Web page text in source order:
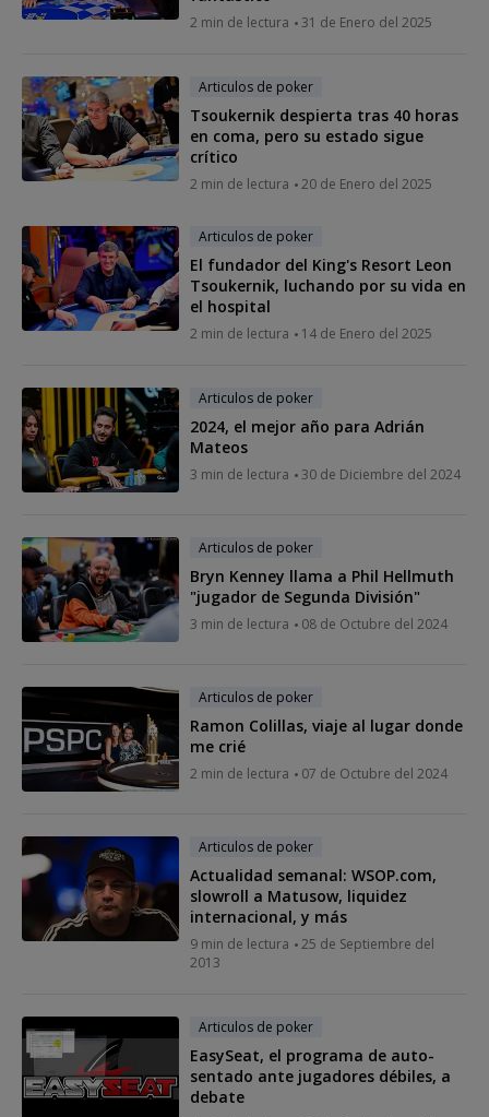
2 min de lectura 31 de Enero del 2025
Articulos de poker
Tsoukernik despierta tras 40 horas
en coma, pero su estado sigue
crítico
2 min de lectura 20 de Enero del 2025
Articulos de poker
El fundador del King's Resort Leon
Tsoukernik, luchando por su vida en
el hospital
2 min de lectura 14 de Enero del 2025
Articulos de poker
2024, el mejor año para Adrián
Mateos
3 min de lectura 30 de Diciembre del 2024
Articulos de poker
Bryn Kenney llama a Phil Hellmuth
"jugador de Segunda División"
3 min de lectura 08 de Octubre del 2024
Articulos de poker
Ramon Colillas, viaje al lugar donde
me crié
2 min de lectura 07 de Octubre del 2024
Articulos de poker
Actualidad semanal: WSOP.com,
slowroll a Matusow, liquidez
internacional, y más
9 min de lectura
25 de Septiembre del
2013
Articulos de poker
EasySeat, el programa de auto-
sentado ante jugadores débiles, a
debate